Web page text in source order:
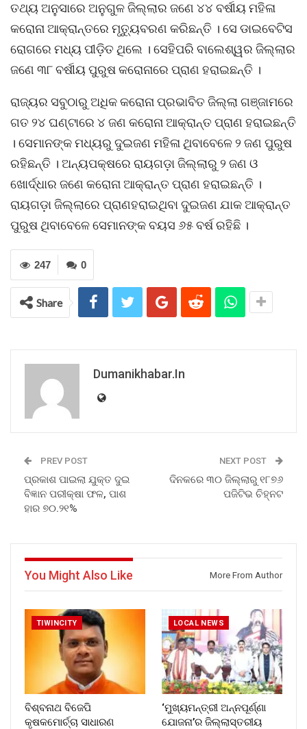
ତଥ୍ୟ ଅନୁସାରେ ଅନୁଗୁଳ ଜିଲ୍ଲାର ଜଣେ ୪୪ ବର୍ଷୀୟ ମହିଳା
କରୋନା ଆକ୍ରାନ୍ତରେ ମୃତ୍ୟୁବରଣ କରିଛନ୍ତି । ସେ ଡାଇବେଟିସ
ରୋଗରେ ମଧ୍ୟ ପୀଡ଼ିତ ଥିଲେ । ସେହିପରି ବାଲେଶ୍ୱର ଜିଲ୍ଲାର
ଜଣେ ୩୮ ବର୍ଷୀୟ ପୁରୁଷ କରୋନାରେ ପ୍ରାଣ ହରାଇଛନ୍ତି ।
ରାଜ୍ୟର ସବୁଠାରୁ ଅଧିକ କରୋନା ପ୍ରଭାବିତ ଜିଲ୍ଲା ଗଞ୍ଜାମରେ
ଗତ ୨୪ ଘଣ୍ଟାରେ ୪ ଜଣ କରୋନା ଆକ୍ରାନ୍ତ ପ୍ରାଣ ହରାଇଛନ୍ତି
। ସେମାନଙ୍କ ମଧ୍ୟରୁ ଦୁଇଜଣ ମହିଳା ଥିବାବେଳେ ୨ ଜଣ ପୁରୁଷ
ରହିଛନ୍ତି । ଅନ୍ୟପକ୍ଷରେ ରାୟଗଡ଼ା ଜିଲ୍ଲାରୁ ୨ ଜଣ ଓ
ଖୋର୍ଦ୍ଧାର ଜଣେ କରୋନା ଆକ୍ରାନ୍ତ ପ୍ରାଣ ହରାଇଛନ୍ତି ।
ରାୟଗଡ଼ା ଜିଲ୍ଲାରେ ପ୍ରାଣହରାଇଥିବା ଦୁଇଜଣ ଯାକ ଆକ୍ରାନ୍ତ
ପୁରୁଷ ଥିବାବେଳେ ସେମାନଙ୍କ ବୟସ ୬୫ ବର୍ଷ ରହିଛି ।
0
247
Share
Dumanikhabar.in
PREV POST
ପ୍ରକାଶ ପାଇଲା ଯୁକ୍ତ ଦୁଇ
ବିଜ୍ଞାନ ପରୀକ୍ଷା ଫଳ, ପାଶ
ହାର ୭୦.୨୧%
NEXT POST
ଦିନକରେ ୩୦ ଜିଲ୍ଲାରୁ ୧୮୭୬
ପଜିଟିଭ ଚିହ୍ନଟ
You Might Also Like More From Author
TIWINCITY
ବିଶ୍ବନାଥ ବିଜେପି
କୃଷକମୋର୍ଚ୍ଚା ସାଧାରଣ
LOCAL NEWS
‘ମୁଖ୍ୟମନ୍ତ୍ରୀ ଅନ୍ନପୂର୍ଣ୍ଣା
ଯୋଜନା’ର ଜିଲ୍ଲାସ୍ତରୀୟ